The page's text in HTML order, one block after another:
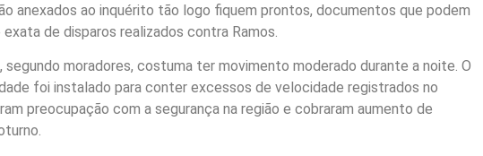
anexados ao inquérito tão logo fiquem prontos, documentos que podem
de disparos realizados contra Ramos.
segundo moradores, costuma ter movimento moderado durante a noite. O
foi instalado para conter excessos de velocidade registrados no
preocupação com a segurança na região e cobraram aumento de